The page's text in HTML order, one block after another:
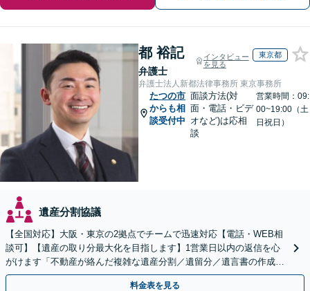
都 裕記
弁護士
インタビュー
を見る
東京都
弁護士法人新都法律事務所 東京事務所
たつの市
からも相
談受付中
面談方法(対
面・電話・ビデ
オなど)は応相
談
営業時間：09:
00~19:00（土
日祝日）
遺産分割協議
【全国対応】大阪・東京の2拠点でチームで迅速対応【電話・WEB相
談可】【遺産の取り分最大化を目指します】1営業日以内の返信を心
がけます「不動産が絡んだ複雑な遺産分割／遺留分／遺言書の作成・
執行／事業承継など、お任せください」【休日相談あり】
料金表を見る